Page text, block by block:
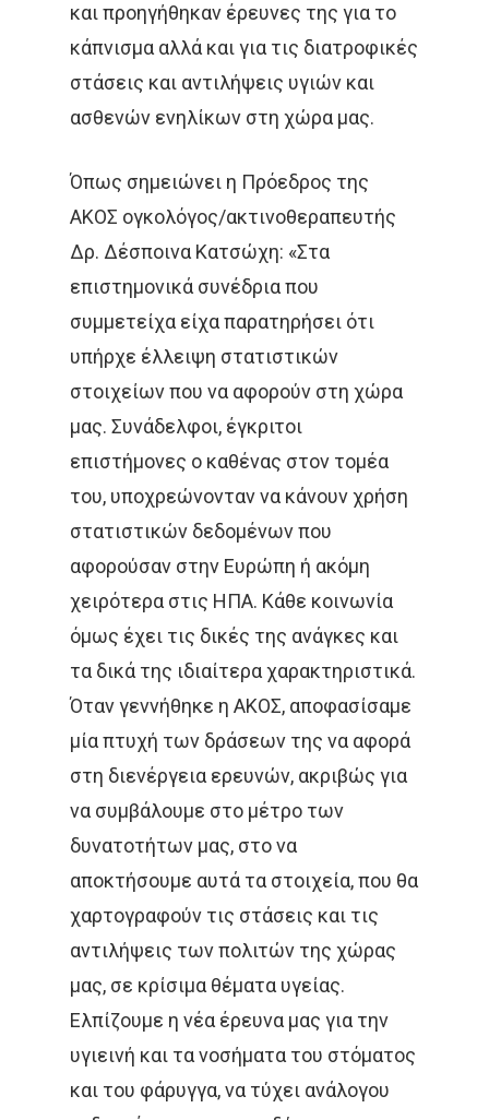
και προηγήθηκαν έρευνες της για το
κάπνισμα αλλά και για τις διατροφικές
στάσεις και αντιλήψεις υγιών και
ασθενών ενηλίκων στη χώρα μας.
Όπως σημειώνει η Πρόεδρος της
ΑΚΟΣ ογκολόγος/ακτινοθεραπευτής
Δρ. Δέσποινα Κατσώχη: «Στα
επιστημονικά συνέδρια που
συμμετείχα είχα παρατηρήσει ότι
υπήρχε έλλειψη στατιστικών
στοιχείων που να αφορούν στη χώρα
μας. Συνάδελφοι, έγκριτοι
επιστήμονες ο καθένας στον τομέα
του, υποχρεώνονταν να κάνουν χρήση
στατιστικών δεδομένων που
αφορούσαν στην Ευρώπη ή ακόμη
χειρότερα στις ΗΠΑ. Κάθε κοινωνία
όμως έχει τις δικές της ανάγκες και
τα δικά της ιδιαίτερα χαρακτηριστικά.
Όταν γεννήθηκε η ΑΚΟΣ, αποφασίσαμε
μία πτυχή των δράσεων της να αφορά
στη διενέργεια ερευνών, ακριβώς για
να συμβάλουμε στο μέτρο των
δυνατοτήτων μας, στο να
αποκτήσουμε αυτά τα στοιχεία, που θα
χαρτογραφούν τις στάσεις και τις
αντιλήψεις των πολιτών της χώρας
μας, σε κρίσιμα θέματα υγείας.
Ελπίζουμε η νέα έρευνα μας για την
υγιεινή και τα νοσήματα του στόματος
και του φάρυγγα, να τύχει ανάλογου
Αρχική
Δρ Δέσποινα
Ομάδα Των
Παθήσεις
Κακοήθη Νοσήματα
Καρκίνος Του
Καρκίνος Εντέρου
Και Πρωκτού
Οισοφάγου Και
Καρκίνος Του
Καρκίνος
Κύστεως
Σαρκώματα –
Δέρματος
Παιδιατρικά
Λεμφώματα –
Νοσήματα
Καρκίνος Κεφαλής
Λαιμού
Όγκοι Εγκεφάλου
Μεταστατική Νόσος
Θεραπεία Πόνου
Σπάνιοι Όγκοι
Τεχνικές
Εξωτερική
Βραχυθεραπεία
Στερεοταξία
Επικαιρότητα
Συνεντεύξεις
Βιβλία
Video
Επιστημονικές
Έρευνα
Επικοινωνία
Ελληνικα
Άκος | Δείτε Τα Βίντεο
Ακτινοθεραπευτική
Συνεργασία
Ετικέτες
IMRT MOVEMBER
ΒΡΑΧΥΘΕΡΑΠΕΊΑ